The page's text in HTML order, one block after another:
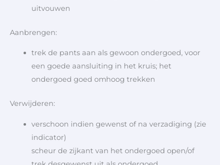
uitvouwen
Aanbrengen:
trek de pants aan als gewoon ondergoed, voor
een goede aansluiting in het kruis; het
ondergoed goed omhoog trekken
Verwijderen:
verschoon indien gewenst of na verzadiging (zie
indicator)
scheur de zijkant van het ondergoed open/of